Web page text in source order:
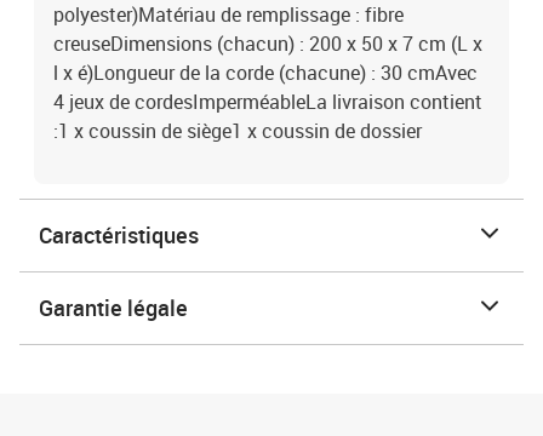
polyester)Matériau de remplissage : fibre
creuseDimensions (chacun) : 200 x 50 x 7 cm (L x
l x é)Longueur de la corde (chacune) : 30 cmAvec
4 jeux de cordesImperméableLa livraison contient
:1 x coussin de siège1 x coussin de dossier
Caractéristiques
Garantie légale